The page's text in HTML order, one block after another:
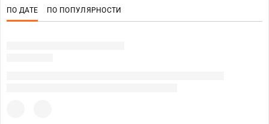
ПО ДАТЕ ПО ПОПУЛЯРНОСТИ